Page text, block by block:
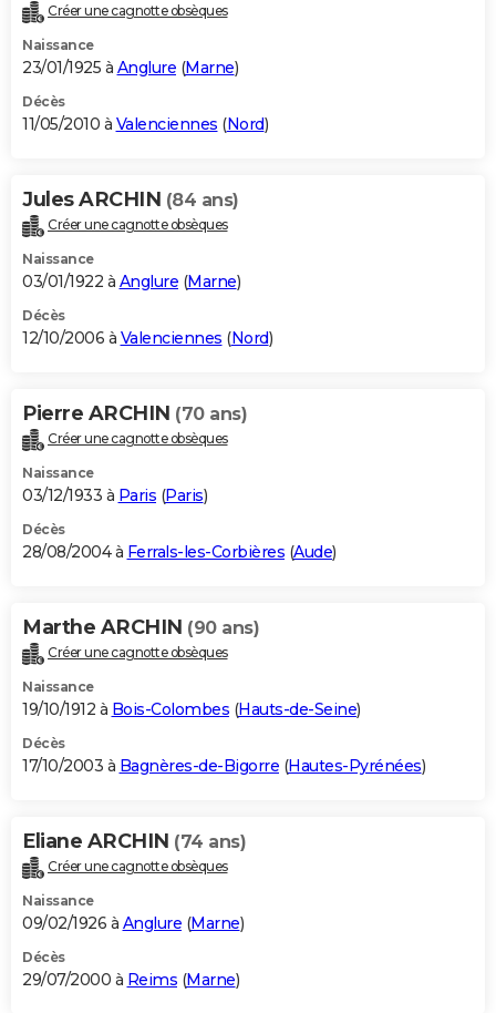
Créer une cagnotte obsèques
Naissance
23/01/1925 à Anglure (Marne)
Décès
11/05/2010 à Valenciennes (Nord)
Jules ARCHIN (84 ans)
Créer une cagnotte obsèques
Naissance
03/01/1922 à Anglure (Marne)
Décès
12/10/2006 à Valenciennes (Nord)
Pierre ARCHIN (70 ans)
Créer une cagnotte obsèques
Naissance
03/12/1933 à Paris (Paris)
Décès
28/08/2004 à Ferrals-les-Corbières (Aude)
Marthe ARCHIN (90 ans)
Créer une cagnotte obsèques
Naissance
19/10/1912 à Bois-Colombes (Hauts-de-Seine)
Décès
17/10/2003 à Bagnères-de-Bigorre (Hautes-Pyrénées)
Eliane ARCHIN (74 ans)
Créer une cagnotte obsèques
Naissance
09/02/1926 à Anglure (Marne)
Décès
29/07/2000 à Reims (Marne)